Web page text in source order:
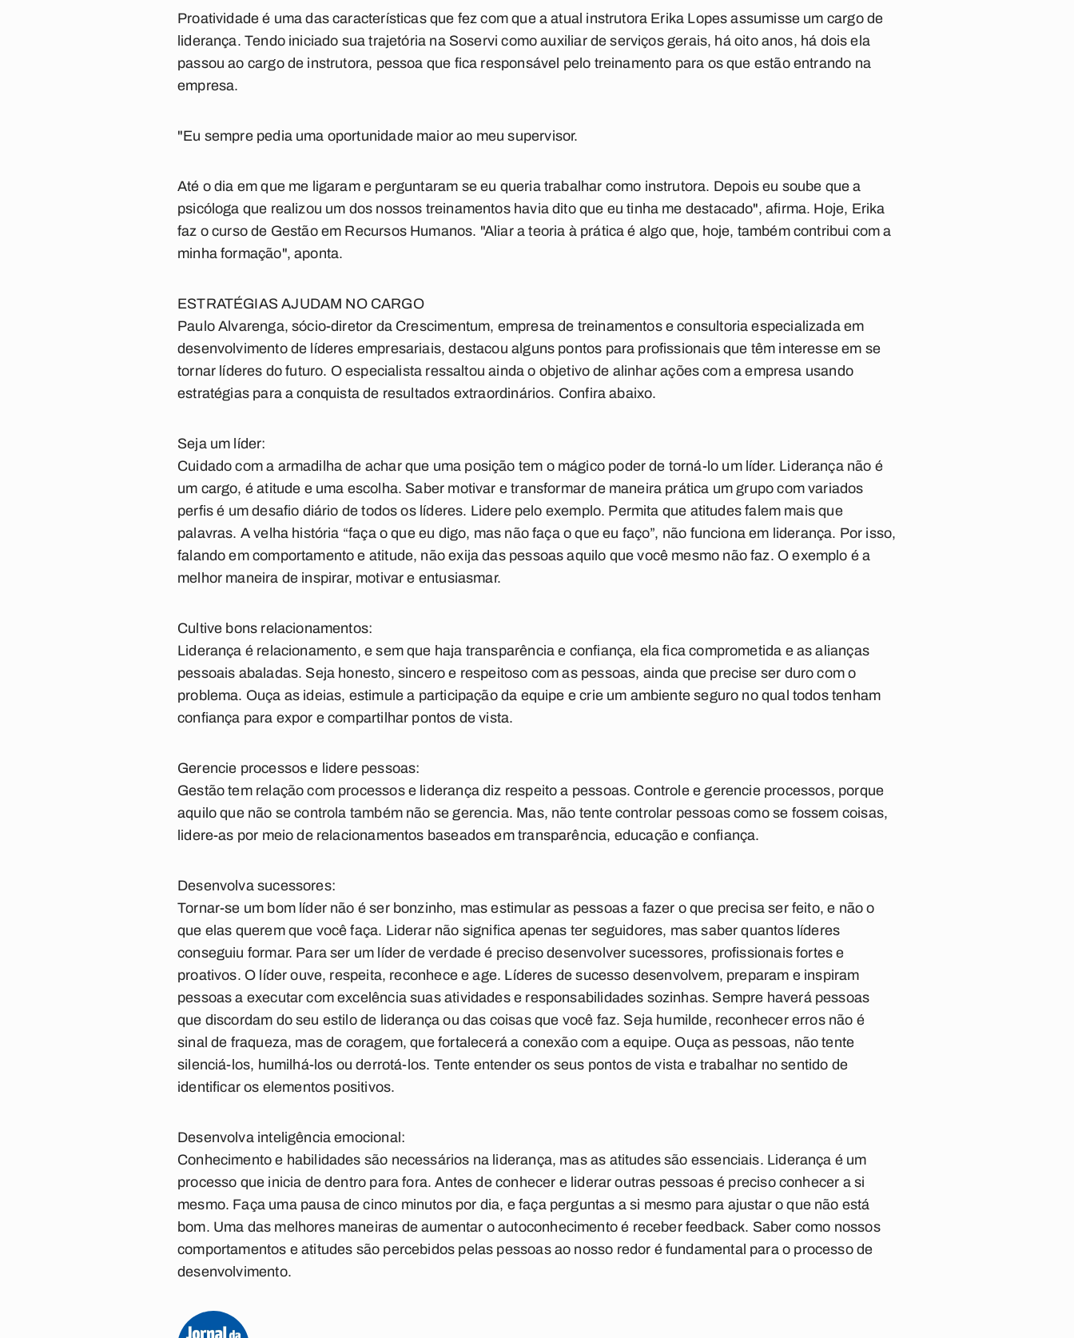
Proatividade é uma das características que fez com que a atual instrutora Erika Lopes assumisse um cargo de
liderança. Tendo iniciado sua trajetória na Soservi como auxiliar de serviços gerais, há oito anos, há dois ela
passou ao cargo de instrutora, pessoa que fica responsável pelo treinamento para os que estão entrando na
empresa.
"Eu sempre pedia uma oportunidade maior ao meu supervisor.
Até o dia em que me ligaram e perguntaram se eu queria trabalhar como instrutora. Depois eu soube que a
psicóloga que realizou um dos nossos treinamentos havia dito que eu tinha me destacado", afirma. Hoje, Erika
faz o curso de Gestão em Recursos Humanos. "Aliar a teoria à prática é algo que, hoje, também contribui com a
minha formação", aponta.
ESTRATÉGIAS AJUDAM NO CARGO
Paulo Alvarenga, sócio-diretor da Crescimentum, empresa de treinamentos e consultoria especializada em
desenvolvimento de líderes empresariais, destacou alguns pontos para profissionais que têm interesse em se
tornar líderes do futuro. O especialista ressaltou ainda o objetivo de alinhar ações com a empresa usando
estratégias para a conquista de resultados extraordinários. Confira abaixo.
Seja um líder:
Cuidado com a armadilha de achar que uma posição tem o mágico poder de torná-lo um líder. Liderança não é
um cargo, é atitude e uma escolha. Saber motivar e transformar de maneira prática um grupo com variados
perfis é um desafio diário de todos os líderes. Lidere pelo exemplo. Permita que atitudes falem mais que
palavras. A velha história “faça o que eu digo, mas não faça o que eu faço”, não funciona em liderança. Por isso,
falando em comportamento e atitude, não exija das pessoas aquilo que você mesmo não faz. O exemplo é a
melhor maneira de inspirar, motivar e entusiasmar.
Cultive bons relacionamentos:
Liderança é relacionamento, e sem que haja transparência e confiança, ela fica comprometida e as alianças
pessoais abaladas. Seja honesto, sincero e respeitoso com as pessoas, ainda que precise ser duro com o
problema. Ouça as ideias, estimule a participação da equipe e crie um ambiente seguro no qual todos tenham
confiança para expor e compartilhar pontos de vista.
Gerencie processos e lidere pessoas:
Gestão tem relação com processos e liderança diz respeito a pessoas. Controle e gerencie processos, porque
aquilo que não se controla também não se gerencia. Mas, não tente controlar pessoas como se fossem coisas,
lidere-as por meio de relacionamentos baseados em transparência, educação e confiança.
Desenvolva sucessores:
Tornar-se um bom líder não é ser bonzinho, mas estimular as pessoas a fazer o que precisa ser feito, e não o
que elas querem que você faça. Liderar não significa apenas ter seguidores, mas saber quantos líderes
conseguiu formar. Para ser um líder de verdade é preciso desenvolver sucessores, profissionais fortes e
proativos. O líder ouve, respeita, reconhece e age. Líderes de sucesso desenvolvem, preparam e inspiram
pessoas a executar com excelência suas atividades e responsabilidades sozinhas. Sempre haverá pessoas
que discordam do seu estilo de liderança ou das coisas que você faz. Seja humilde, reconhecer erros não é
sinal de fraqueza, mas de coragem, que fortalecerá a conexão com a equipe. Ouça as pessoas, não tente
silenciá-los, humilhá-los ou derrotá-los. Tente entender os seus pontos de vista e trabalhar no sentido de
identificar os elementos positivos.
Desenvolva inteligência emocional:
Conhecimento e habilidades são necessários na liderança, mas as atitudes são essenciais. Liderança é um
processo que inicia de dentro para fora. Antes de conhecer e liderar outras pessoas é preciso conhecer a si
mesmo. Faça uma pausa de cinco minutos por dia, e faça perguntas a si mesmo para ajustar o que não está
bom. Uma das melhores maneiras de aumentar o autoconhecimento é receber feedback. Saber como nossos
comportamentos e atitudes são percebidos pelas pessoas ao nosso redor é fundamental para o processo de
desenvolvimento.